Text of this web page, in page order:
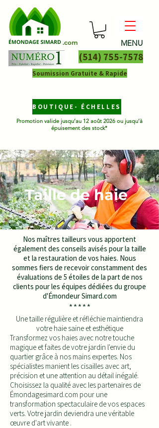
MENU
.com
(514) 755-7578
Soumission Gratuite & Rapide
BOUTIQUE- ÉCHELLES
Promotion valide jusqu’au 12 août 2026 ou jusqu’à
épuisement des stock*
Taille de haie
Nos maîtres tailleurs vous apportent
également des conseils avisés pour la taille
et la restauration de vos haies. Nous
sommes fiers de recevoir constamment des
évaluations de 5 étoiles de la part de nos
clients pour les équipes dédiées du groupe
d'Émondeur Simard.com
*****
Une taille régulière et réfléchie maintiendra
votre haie saine et esthétique
Transformez vos haies avec notre touche
magique et faites de votre jardin l'envie du
quartier grâce à nos mains expertes. Nos
spécialistes manient les cisailles avec art,
précision et une attention au détail inégalé.
Choisissez la qualité avec les partenaires de
Émondagesimard.com pour une
transformation spectaculaire de vos espaces
verts. Votre jardin deviendra une véritable
œuvre d'art vivante .